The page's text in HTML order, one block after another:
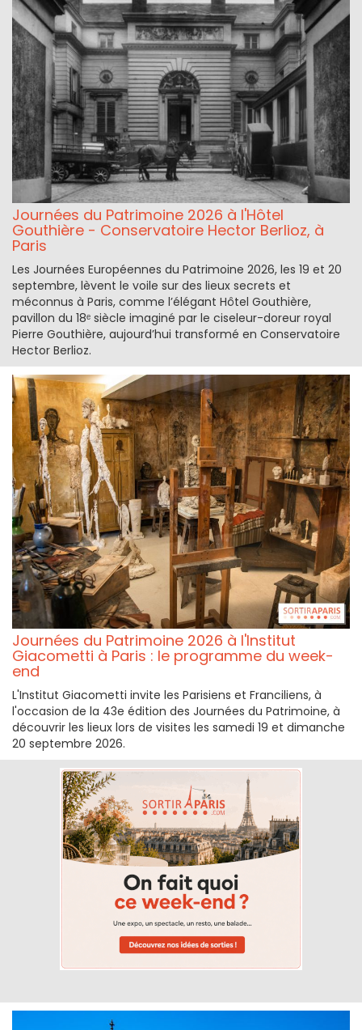
Journées du Patrimoine 2026 à l'Hôtel
Gouthière - Conservatoire Hector Berlioz, à
Paris
Les Journées Européennes du Patrimoine 2026, les 19 et 20
septembre, lèvent le voile sur des lieux secrets et
méconnus à Paris, comme l’élégant Hôtel Gouthière,
pavillon du 18ᵉ siècle imaginé par le ciseleur-doreur royal
Pierre Gouthière, aujourd’hui transformé en Conservatoire
Hector Berlioz.
Journées du Patrimoine 2026 à l'Institut
Giacometti à Paris : le programme du week-
end
L'Institut Giacometti invite les Parisiens et Franciliens, à
l'occasion de la 43e édition des Journées du Patrimoine, à
découvrir les lieux lors de visites les samedi 19 et dimanche
20 septembre 2026.